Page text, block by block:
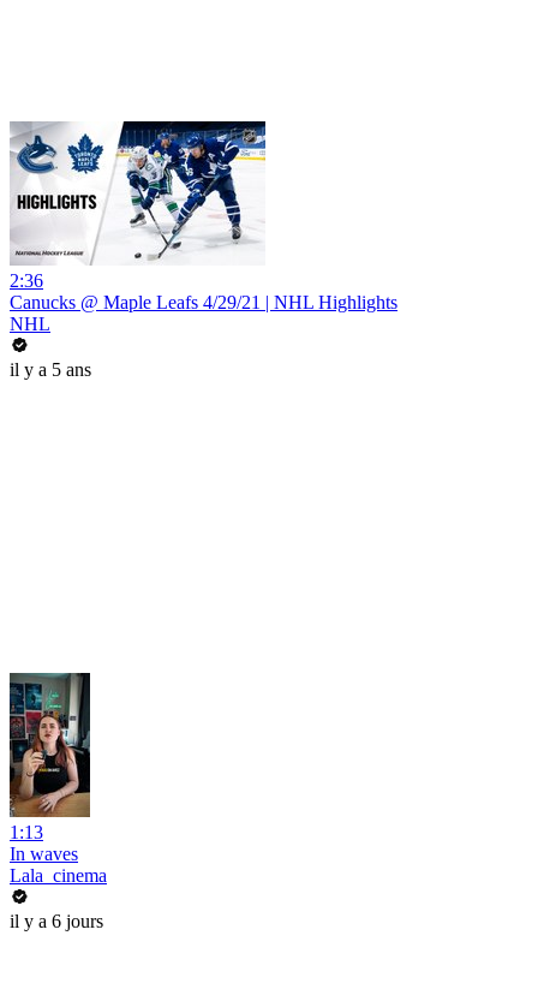
2:36
Canucks @ Maple Leafs 4/29/21 | NHL Highlights
NHL
il y a 5 ans
1:13
In waves
Lala_cinema
il y a 6 jours